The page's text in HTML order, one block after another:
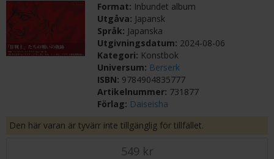
Format: Inbundet album
Utgåva: Japansk
Språk: Japanska
Utgivningsdatum: 2024-08-06
Kategori: Konstbok
Universum: Berserk
ISBN: 9784904835777
Artikelnummer: 731877
Förlag: Daiseisha
Den här varan är tyvärr inte tillgänglig för tillfället.
549 kr